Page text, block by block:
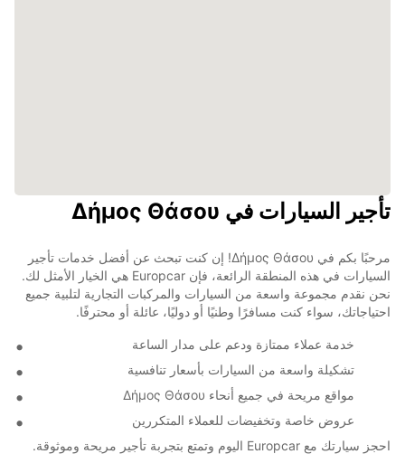
تأجير السيارات في Δήμος Θάσου
مرحبًا بكم في Δήμος Θάσου! إن كنت تبحث عن أفضل خدمات تأجير
السيارات في هذه المنطقة الرائعة، فإن Europcar هي الخيار الأمثل لك.
نحن نقدم مجموعة واسعة من السيارات والمركبات التجارية لتلبية جميع
احتياجاتك، سواء كنت مسافرًا وطنيًا أو دوليًا، عائلة أو محترفًا.
خدمة عملاء ممتازة ودعم على مدار الساعة
تشكيلة واسعة من السيارات بأسعار تنافسية
مواقع مريحة في جميع أنحاء Δήμος Θάσου
عروض خاصة وتخفيضات للعملاء المتكررين
احجز سيارتك مع Europcar اليوم وتمتع بتجربة تأجير مريحة وموثوقة.